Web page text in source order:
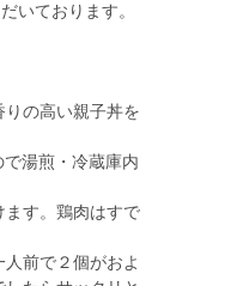
いております。
の高い親子丼を
湯煎・冷蔵庫内
す。鶏肉はすで
前で２個がおよ